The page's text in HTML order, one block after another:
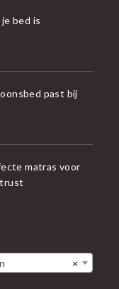
bed is
past bij
matras voor
×